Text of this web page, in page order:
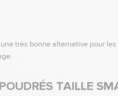
très bonne alternative pour
TAILLE